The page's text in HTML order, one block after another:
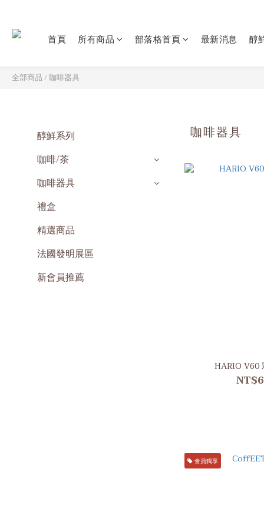
首頁 所有商品 部落格首頁 最新消息 醇
全部商品/咖啡器具
醇鮮系列
咖啡/茶
咖啡器具
禮盒
精選商品
法國發明展區
新會員推薦
咖啡器具
HARIO V60
會員獨享